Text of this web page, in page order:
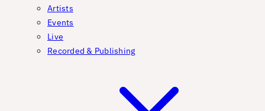
Artists
Events
Live
Recorded & Publishing